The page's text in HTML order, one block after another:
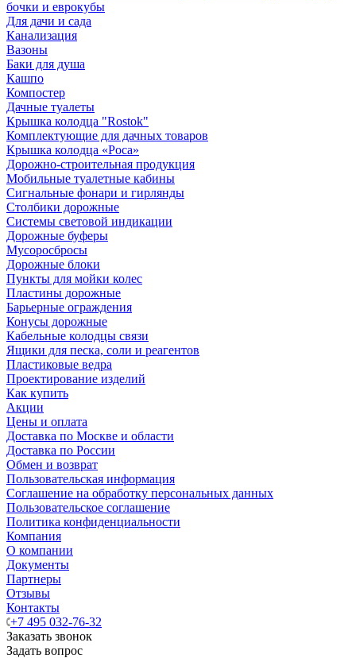
бочки и еврокубы
Для дачи и сада
Канализация
Вазоны
Баки для душа
Кашпо
Компостер
Дачные туалеты
Крышка колодца "Rostok"
Комплектующие для дачных товаров
Крышка колодца «Роса»
Дорожно-строительная продукция
Мобильные туалетные кабины
Сигнальные фонари и гирлянды
Столбики дорожные
Системы световой индикации
Дорожные буферы
Мусоросбросы
Дорожные блоки
Пункты для мойки колес
Пластины дорожные
Барьерные ограждения
Конусы дорожные
Кабельные колодцы связи
Ящики для песка, соли и реагентов
Пластиковые ведра
Проектирование изделий
Как купить
Акции
Цены и оплата
Доставка по Москве и области
Доставка по России
Обмен и возврат
Пользовательская информация
Соглашение на обработку персональных данных
Пользовательское соглашение
Политика конфиденциальности
Компания
О компании
Документы
Партнеры
Отзывы
Контакты
+7 495 032-76-32
Заказать звонок
Задать вопрос